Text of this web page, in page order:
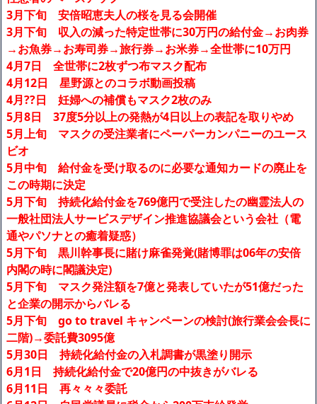
3月下旬 安倍昭恵夫人の桜を見る会開催
3月下旬 収入の減った特定世帯に30万円の給付金→お肉券
→お魚券→お寿司券→旅行券→お米券→全世帯に10万円
4月7日 全世帯に2枚ずつ布マスク配布
4月12日 星野源とのコラボ動画投稿
4月??日 妊婦への補償もマスク2枚のみ
5月8日 37度5分以上の発熱が4日以上の表記を取りやめ
5月上旬 マスクの受注業者にペーパーカンパニーのユース
ビオ
5月中旬 給付金を受け取るのに必要な通知カードの廃止を
この時期に決定
5月下旬 持続化給付金を769億円で受注したの幽霊法人の
一般社団法人サービスデザイン推進協議会という会社（電
通やパソナとの癒着疑惑）
5月下旬 黒川幹事長に賭け麻雀発覚(賭博罪は06年の安倍
内閣の時に閣議決定)
5月下旬 マスク発注額を7億と発表していたが51億だった
と企業の開示からバレる
5月下旬 go to travel キャンペーンの検討(旅行業会会長に
二階)→委託費3095億
5月30日 持続化給付金の入札調書が黒塗り開示
6月1日 持続化給付金で20億円の中抜きがバレる
6月11日 再々々々委託